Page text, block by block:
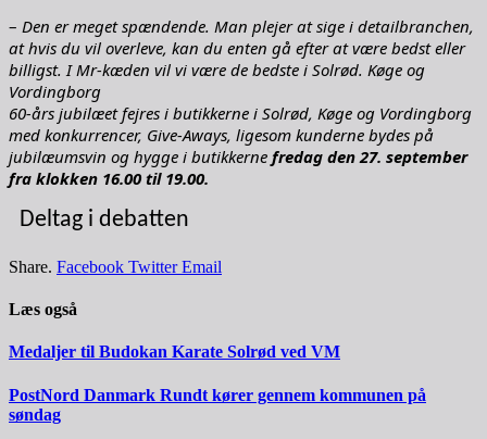
– Den er meget spændende. Man plejer at sige i detailbranchen,
at hvis du vil overleve, kan du enten gå efter at være bedst eller
billigst. I Mr-kæden vil vi være de bedste i Solrød. Køge og
Vordingborg
60-års jubilæet fejres i butikkerne i Solrød, Køge og Vordingborg
med konkurrencer, Give-Aways, ligesom kunderne bydes på
jubilæumsvin og hygge i butikkerne fredag den 27. september
fra klokken 16.00 til 19.00.
Deltag i debatten
Share. Facebook Twitter Email
Læs også
Medaljer til Budokan Karate Solrød ved VM
PostNord Danmark Rundt kører gennem kommunen på
søndag